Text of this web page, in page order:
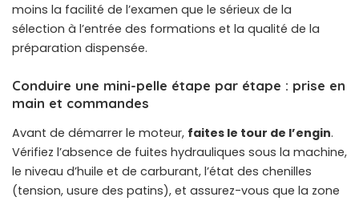
moins la facilité de l’examen que le sérieux de la
sélection à l’entrée des formations et la qualité de la
préparation dispensée.
Conduire une mini-pelle étape par étape : prise en
main et commandes
Avant de démarrer le moteur, faites le tour de l’engin.
Vérifiez l’absence de fuites hydrauliques sous la machine,
le niveau d’huile et de carburant, l’état des chenilles
(tension, usure des patins), et assurez-vous que la zone